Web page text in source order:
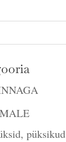
püksikud